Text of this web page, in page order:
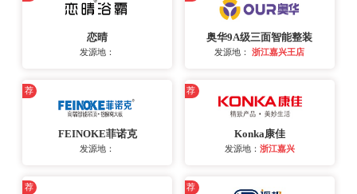
恋晴
发源地：
奥华9A级三面智能整装
发源地： 浙江嘉兴王店
荐
FEINOKE菲诺克
发源地：
荐
Konka康佳
发源地： 浙江嘉兴
荐 荐